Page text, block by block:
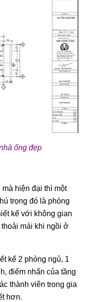
ống đẹp
hiện đại thì một
trọng đó là phòng
kế với không gian
mái khi ngồi ở
kế 2 phòng ngủ, 1
điểm nhấn của tầng
thành viên trong gia
hơn.